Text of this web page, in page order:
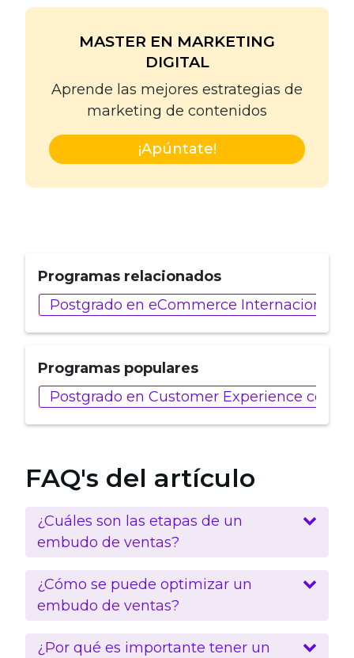
MASTER EN MARKETING
DIGITAL
Aprende las mejores estrategias de
marketing de contenidos
¡Apúntate!
Programas relacionados
Postgrado en eCommerce Internacional y
Programas populares
Postgrado en Customer Experience con
FAQ's del artículo
¿Cuáles son las etapas de un
embudo de ventas?
¿Cómo se puede optimizar un
embudo de ventas?
¿Por qué es importante tener un